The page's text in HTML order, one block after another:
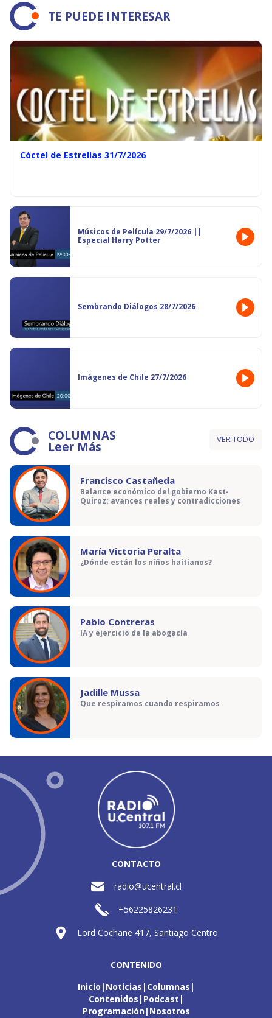
TE PUEDE INTERESAR
Cóctel de Estrellas 31/7/2026
Músicos de Película 29/7/2026 ||
Especial Harry Potter
Sembrando Diálogos 28/7/2026
Imágenes de Chile 27/7/2026
COLUMNAS
Leer Más VER TODO
Francisco Castañeda
Balance económico del gobierno Kast-
Quiroz: avances reales y contradicciones
María Victoria Peralta
¿Dónde están los niños haitianos?
Pablo Contreras
IA y ejercicio de la abogacía
Jadille Mussa
Que respiramos cuando respiramos
CONTACTO
radio@ucentral.cl
+56225826231
Lord Cochane 417, Santiago Centro
CONTENIDO
Inicio Noticias Columnas
Contenidos Podcast
Programación Nosotros